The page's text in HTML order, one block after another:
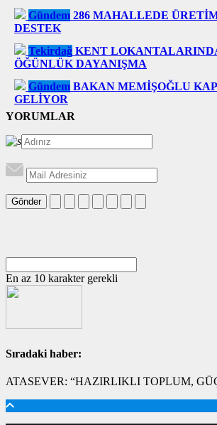
Gündem 286 MAHALLEDE
DESTEK
Tekirdağ KENT
ÖĞÜNLÜK DAYANIŞMA
Gündem BAKAN MEMİŞOĞLU
GELİYOR
YORUMLAR
Gönder
En az 10 karakter gerekli
Sıradaki haber:
ATASEVER: “HAZIRLIKLI TOPLUM,